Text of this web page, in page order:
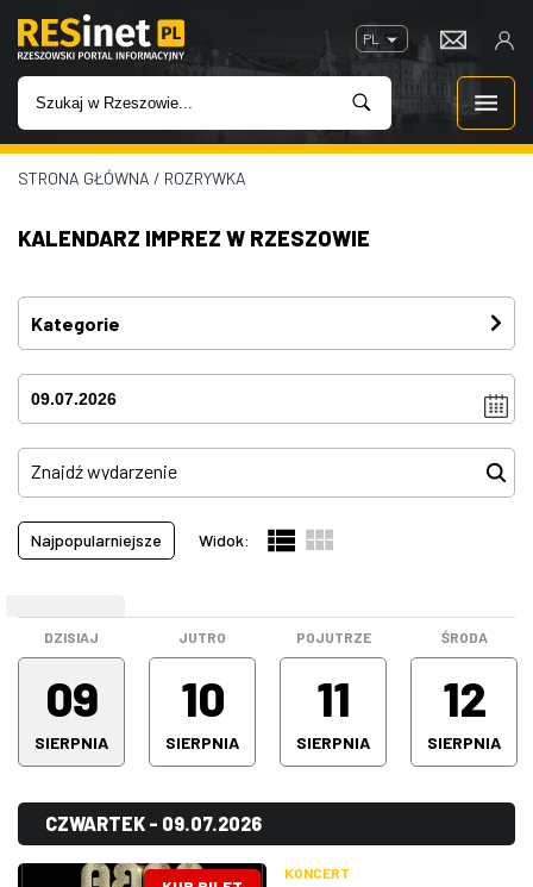
PL
WIADOMOŚCI
INWESTYCJE
IMPREZY
ROZRYWKA
W KINACH
GASTRONOMIA
W RZESZOWIE
STRONA GŁÓWNA / ROZRYWKA
KALENDARZ IMPREZ W RZESZOWIE
Kategorie
Festiwal
(3)
(4)
Koncerty
(80)
Pokazy filmowe
Spotkanie
(0)
Warsztaty
(0)
Wszystkie kategorie
(191)
Najpopularniejsze Widok:
DZISIAJ
09
SIERPNIA
JUTRO
10
SIERPNIA
POJUTRZE
11
SIERPNIA
ŚRODA
12
SIERPNIA
CZWARTEK - 09.07.2026
KONCERT